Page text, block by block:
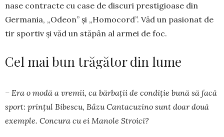
nase con­tracte cu case de discuri prestigioase din
Germa­nia, „Ode­on” şi „Homocord”. Văd un pa­sionat de
tir sportiv şi văd un stăpân al armei de foc.
Cel mai bun trăgător din lume
– Era o modă a vre­mii, ca bărbaţii de condiţie bună să facă
sport: prinţul Bi­bescu, Bâzu Can­ta­cuzino sunt doar două
exemple. Concura cu ei Manole Stroici?